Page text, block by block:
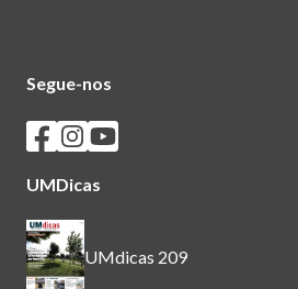
Segue-nos
Seguir os SASUM no Facebook
Seguir os SASUM no Instagram
Seguir os SASUM no Youtube
UMDicas
UMdicas 209